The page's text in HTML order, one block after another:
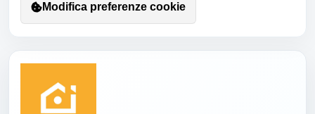
Modifica preferenze cookie